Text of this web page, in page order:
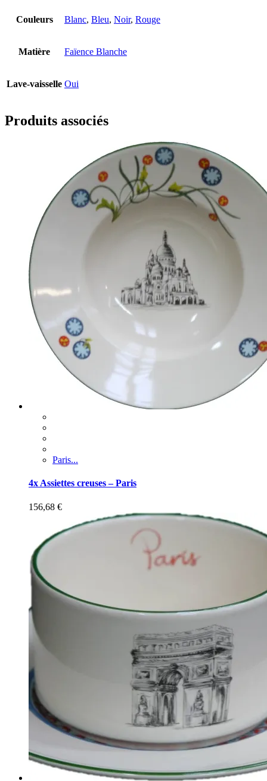
Couleurs Blanc, Bleu, Noir, Rouge
Matière Faïence Blanche
Lave-vaisselle Oui
Produits associés
Paris...
4x Assiettes creuses – Paris
156,68 €